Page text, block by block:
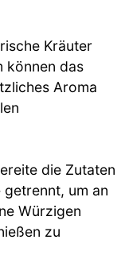
Kräuter
können das
Aroma
die Zutaten
um an
Würzigen
zu